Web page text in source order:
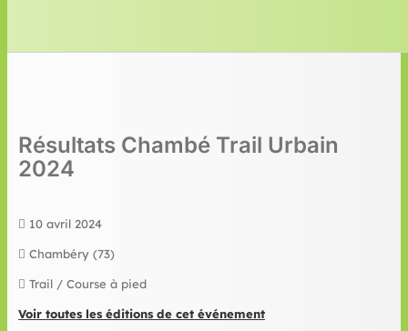
Résultats Chambé Trail Urbain
2024
10 avril 2024
Chambéry (73)
Trail / Course à pied
Voir toutes les éditions de cet événement